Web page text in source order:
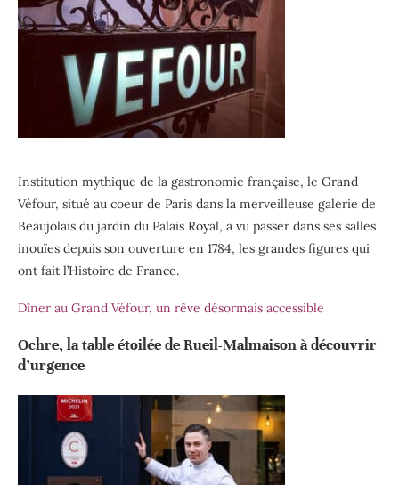
Institution mythique de la gastronomie française, le Grand
Véfour, situé au coeur de Paris dans la merveilleuse galerie de
Beaujolais du jardin du Palais Royal, a vu passer dans ses salles
inouïes depuis son ouverture en 1784, les grandes figures qui
ont fait l’Histoire de France.
Dîner au Grand Véfour, un rêve désormais accessible
Ochre, la table étoilée de Rueil-Malmaison à découvrir
d’urgence